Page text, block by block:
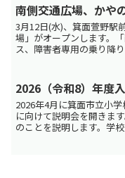
南側交通広場、かや
3月12日(水)、箕面萱野駅
場」がオープンします。
ス、障害者専用の乗り降
2026（令和8）年度
2026年4月に箕面市立小
に向けて説明会を開きま
のことを説明します。学